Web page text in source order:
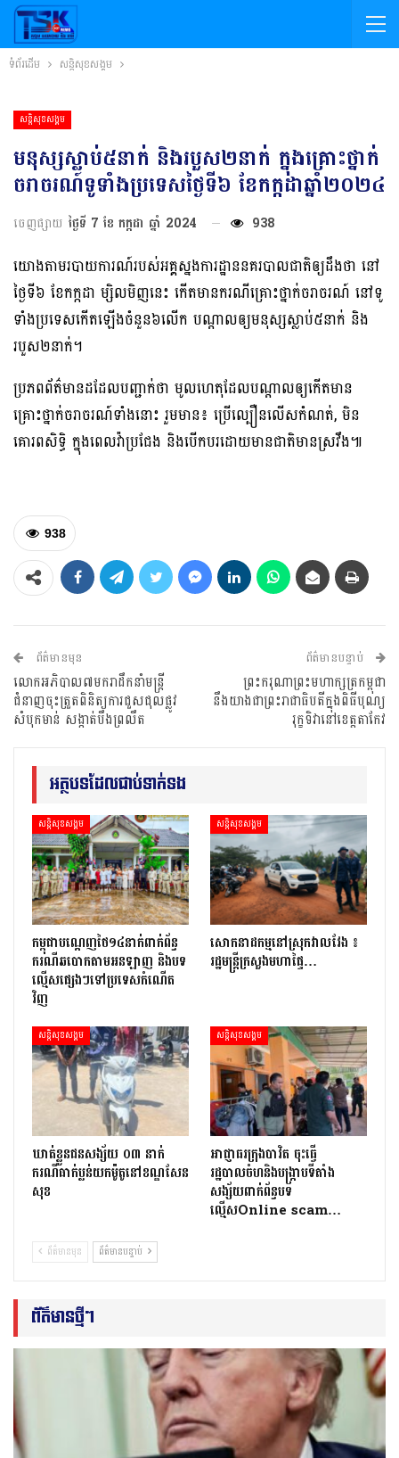
ទំព័រដើម សន្តិសុខសង្គម
សន្តិសុខសង្គម
មនុស្សស្លាប់៥នាក់ និងរបួស២នាក់ ក្នុងគ្រោះថ្នាក់
ចរាចរណ៍ទូទាំងប្រទេសថ្ងៃទី៦ ខែកក្កដាឆ្នាំ២០២៤
ចេញផ្សាយ ថ្ងៃទី 7 ខែ កក្កដា ឆ្នាំ 2024 938
យោងតាមរបាយការណ៍របស់អគ្គស្នងការដ្ឋាននគរបាលជាតិឲ្យដឹងថា នៅ
ថ្ងៃទី៦ ខែកក្កដា ម្សិលមិញនេះ កើតមានករណីគ្រោះថ្នាក់ចរាចរណ៍ នៅទូ
ទាំងប្រទេសកើតឡើងចំនួន៦លើក បណ្ដាលឲ្យមនុស្សស្លាប់៥នាក់ និង
របួស២នាក់។
ប្រភពព័ត៌មានដដែលបញ្ជាក់ថា មូលហេតុដែលបណ្ដាលឲ្យកើតមាន
គ្រោះថ្នាក់ចរាចរណ៍ទាំងនោះ រួមមាន៖ ប្រើល្បឿនលើសកំណត់, មិន
គោរពសិទិ្ធ ក្នុងពេលវ៉ាប្រជែង និងបើកបរដោយមានជាតិមានស្រវឹង៕
938
ព័ត៌មានមុន
លោកអភិបាល៧មករាដឹកនាំមន្រ្តី
ជំនាញចុះត្រួតពិនិត្យការជួសជុលផ្លូវ
សំបុកមាន់ សង្កាត់បឹងព្រលឹត
ព័ត៌មានបន្ទាប់
ព្រះករុណាព្រះមហាក្សត្រកម្ពុជា
នឹងយាងជាព្រះរាជាធិបតីក្នុង​ពិធីបុណ្យ
រុក្ខទិវានៅខេត្តតាកែវ
អត្ថបទដែលជាប់ទាក់ទង
សន្តិសុខសង្គម
កម្ពុជាបណ្ដេញថៃ១៤នាក់ពាក់ព័ន្ធ
ករណីឆបោកតាមអនឡាញ និងបទ
ល្មើសផ្សេងៗទៅប្រទេសកំណើត
វិញ
សន្តិសុខសង្គម
សោកនាដកម្ម​នៅ​ស្រុក​វាល​វែង ៖
រដ្ឋមន្ត្រី​ក្រសួងមហាផ្ទៃ…
សន្តិសុខសង្គម
ឃាត់ខ្លួនជនសង្ស័យ ០៣ នាក់
ករណីធាក់ប្លន់យកម៉ូតូនៅខណ្ឌសែន
សុខ
សន្តិសុខសង្គម
អាជ្ញាធរក្រុងបាវិត ចុះធើ្វ
រដ្ឋបាលចំហនិងបង្ក្រាបទីតាំង
សង្ស័យពាក់ព័ន្ធបទ
ល្មើសOnline scam…
ព័ត៌មានមុន ព័ត៌មានបន្ទាប់
ព័ត៌មានថ្មីៗ